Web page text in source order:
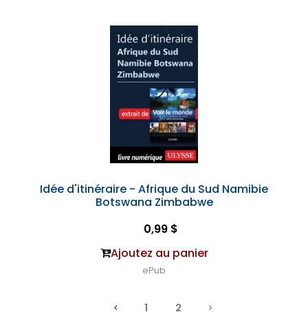
Idée d'itinéraire - Afrique du Sud Namibie
Botswana Zimbabwe
0,99 $
Ajoutez au panier
ePub
1 2